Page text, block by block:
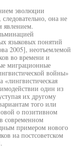
эволюции
она не
явлением.
языковых понятий
2005], неотъемлемой
во времени и
миграционные
войны»
один из
их другому
того или
о позитивном
современном
примером нового
на постсоветском